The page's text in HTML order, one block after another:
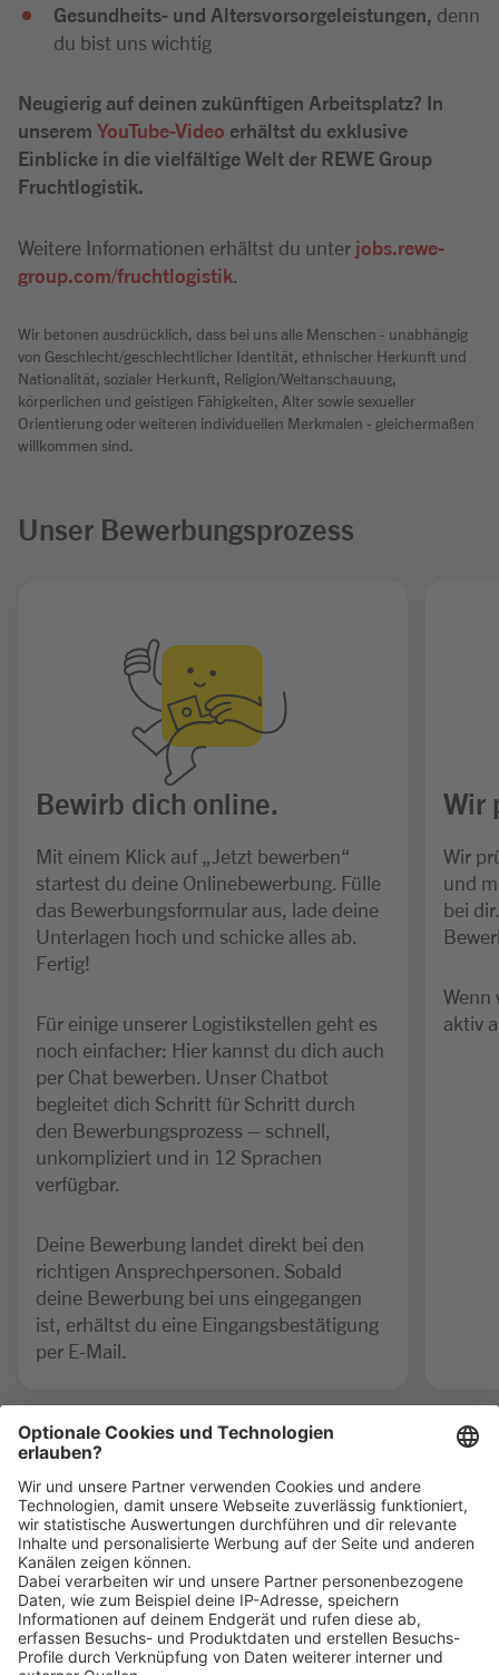
Gesundheits- und Altersvorsorgeleistungen, denn
du bist uns wichtig
Neugierig auf deinen zukünftigen Arbeitsplatz? In
unserem YouTube-Video erhältst du exklusive
Einblicke in die vielfältige Welt der REWE Group
Fruchtlogistik.
Weitere Informationen erhältst du unter jobs.rewe-
group.com/fruchtlogistik
Wir betonen ausdrücklich, dass bei uns alle Menschen - unabhängig
von Geschlecht/geschlechtlicher Identität, ethnischer Herkunft und
Nationalität, sozialer Herkunft, Religion/Weltanschauung,
körperlichen und geistigen Fähigkeiten, Alter sowie sexueller
Orientierung oder weiteren individuellen Merkmalen - gleichermaßen
willkommen sind.
Unser Bewerbungsprozess
Bewirb dich online.
Mit einem Klick auf „Jetzt bewerben“
startest du deine Onlinebewerbung. Fülle
das Bewerbungsformular aus, lade deine
Unterlagen hoch und schicke alles ab.
Fertig!
Für einige unserer Logistikstellen geht es
noch einfacher: Hier kannst du dich auch
per Chat bewerben. Unser Chatbot
begleitet dich Schritt für Schritt durch
den Bewerbungsprozess – schnell,
unkompliziert und in 12 Sprachen
verfügbar.
Deine Bewerbung landet direkt bei den
richtigen Ansprechpersonen. Sobald
deine Bewerbung bei uns eingegangen
ist, erhältst du eine Eingangsbestätigung
per E-Mail.
Wir
Wir
und
bei
Wenn
aktiv